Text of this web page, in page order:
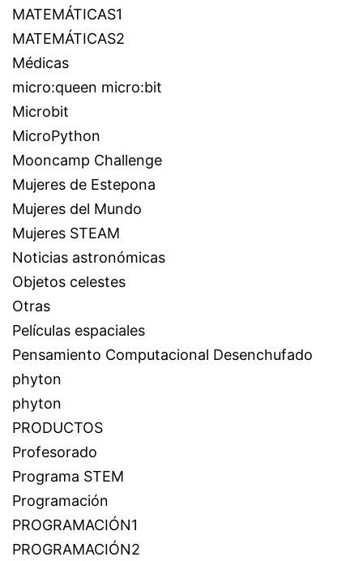
MATEMÁTICAS1
MATEMÁTICAS2
Médicas
micro:queen micro:bit
Microbit
MicroPython
Mooncamp Challenge
Mujeres de Estepona
Mujeres del Mundo
Mujeres STEAM
Noticias astronómicas
Objetos celestes
Otras
Películas espaciales
Pensamiento Computacional Desenchufado
phyton
phyton
PRODUCTOS
Profesorado
Programa STEM
Programación
PROGRAMACIÓN1
PROGRAMACIÓN2